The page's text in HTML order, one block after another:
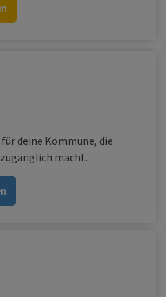
deine Kommune, die
macht.